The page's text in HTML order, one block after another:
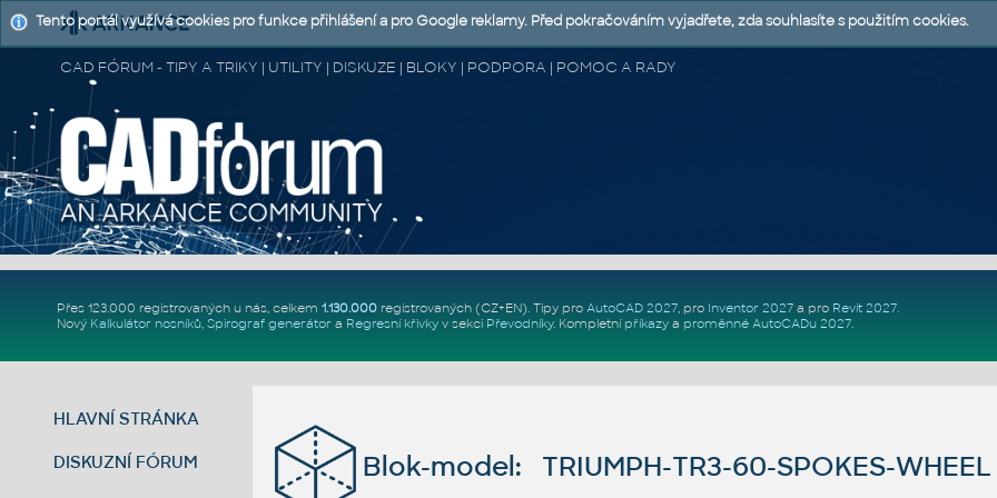
CAD FÓRUM - TIPY A TRIKY | UTILITY | DISKUZE | BLOKY | PODPORA | POMOC A RADY
Přes 123.000 registrovaných u nás, celkem 1.130.000registrovaných (CZ+EN). Tipy pro AutoCAD 2027, pro Inventor 2027a pro Revit 2027.
Nový Kalkulátor nosníků, Spirograf generátor a Regresní křivkyv sekci Převodníky. Kompletní příkazya proměnné AutoCADu 2027.
HLAVNÍ STRÁNKA
DISKUZNÍ FÓRUM Blok-model: TRIUMPH-TR3-60-SPOKES-WHEEL
Tento portál využívá cookies pro funkce přihlášení a pro Google reklamy. Před pokračováním vyjadřete, zda souhlasíte s použitím cookies.